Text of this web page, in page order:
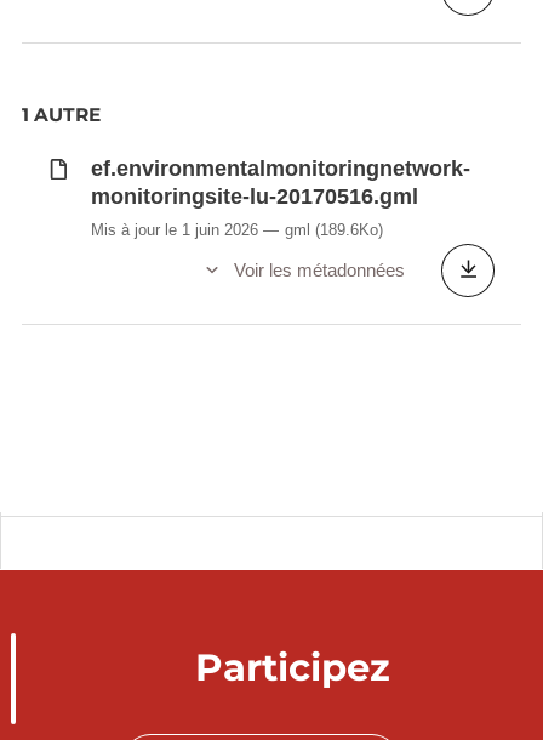
1 AUTRE
ef.environmentalmonitoringnetwork-
monitoringsite-lu-20170516.gml
Mis à jour le 1 juin 2026 gml (189.6Ko)
Voir les métadonnées
Participez